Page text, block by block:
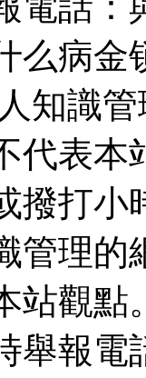
么病
知識
代表本
撥打小
管理的
站觀
舉報